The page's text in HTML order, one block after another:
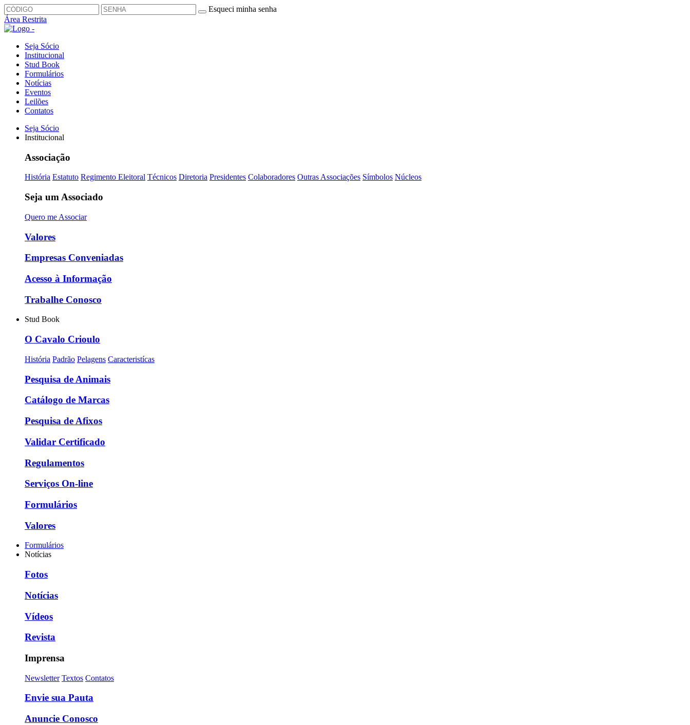
Esqueci minha senha
Área Restrita
Seja Sócio
Institucional
Stud Book
Formulários
Notícias
Eventos
Leilões
Contatos
Seja Sócio
Institucional
Associação
História Estatuto Regimento Eleitoral Técnicos Diretoria Presidentes Colaboradores Outras Associações Símbolos Núcleos
Seja um Associado
Quero me Associar
Valores
Empresas Conveniadas
Acesso à Informação
Trabalhe Conosco
Stud Book
O Cavalo Crioulo
História Padrão Pelagens Caracteristícas
Pesquisa de Animais
Catálogo de Marcas
Pesquisa de Afixos
Validar Certificado
Regulamentos
Serviços On-line
Formulários
Valores
Formulários
Notícias
Fotos
Notícias
Vídeos
Revista
Imprensa
Newsletter Textos Contatos
Envie sua Pauta
Anuncie Conosco